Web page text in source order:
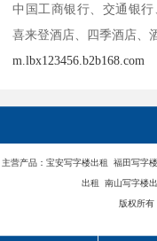
中国工商银行、交通银行
喜来登酒店、四季酒店、
m.lbx123456.b2b168.com
主营产品：宝安写字楼出租 福田写字
出租 南山写字楼
版权所有